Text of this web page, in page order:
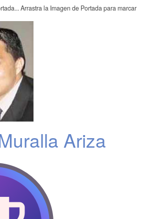
Arrastra la Imagen de Portada para marcar
Ariza